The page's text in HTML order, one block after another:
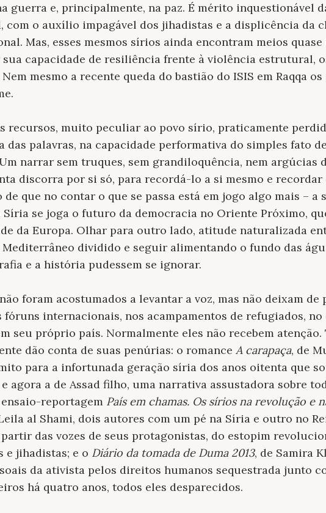
guerra e, principalmente, na paz. É mérito inquestionável
com o auxílio impagável dos jihadistas e a displicência da
Mas, esses mesmos sírios ainda encontram meios
capacidade de resiliência frente à violência estrutural,
mesmo a recente queda do bastião do ISIS em Raqqa
recursos, muito peculiar ao povo sírio, praticamente
das palavras, na capacidade performativa do simples fato
narrar sem truques, sem grandiloquência, nem argúcias
discorra por si só, para recordá-lo a si mesmo e
de que no contar o que se passa está em jogo algo mais – a
Síria se joga o futuro da democracia no Oriente Próximo,
da Europa. Olhar para outro lado, atitude naturalizada
dividido e seguir alimentando o fundo das
e a história pudessem se ignorar.
foram acostumados a levantar a voz, mas não deixam de
fóruns internacionais, nos acampamentos de refugiados,
seu próprio país. Normalmente eles não recebem
dão conta de suas penúrias: o romance A carapaça, de
para a infortunada geração síria dos anos oitenta que
e agora a de Assad filho, uma narrativa assustadora sobre
reportagem País em chamas. Os sírios na revolução e
al Shami, dois autores com um pé na Síria e outro no
das vozes de seus protagonistas, do estopim
e jihadistas; e o Diário da tomada de Duma 2013, de Samira
da ativista pelos direitos humanos sequestrada junto
há quatro anos, todos eles desparecidos.